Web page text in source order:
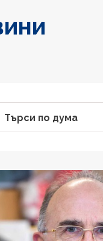
Търси по дума